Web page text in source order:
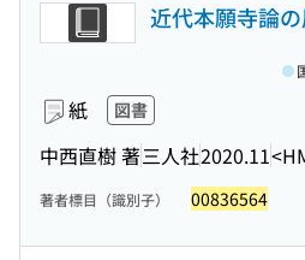
近代本願寺論
紙 図書
中西直樹 著三人社2020.11
著者標目（識別子） 00836564